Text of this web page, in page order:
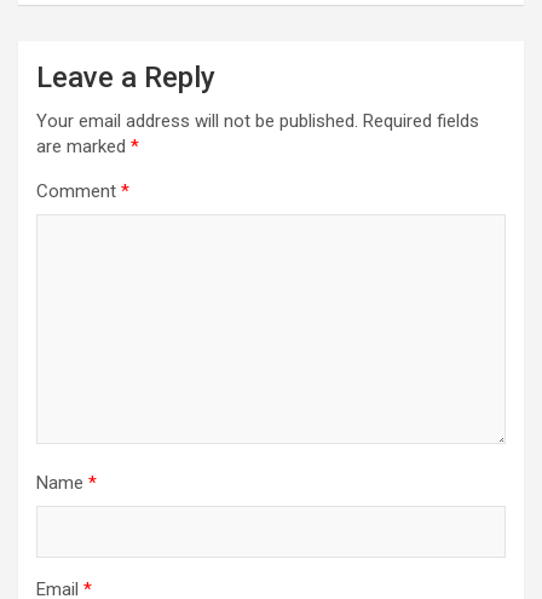
Leave a Reply
Your email address will not be published. Required fields
are marked *
Comment *
Name *
Email *